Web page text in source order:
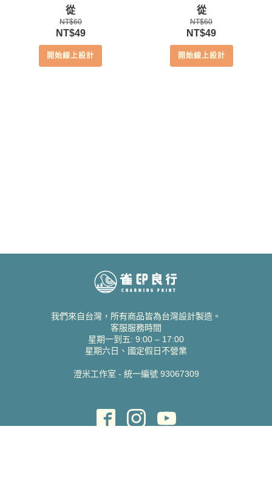
從
NT$60
原
始
價
NT$49目
前
價
開始線上設計
從
NT$60
原
始
價
NT$49目
前
價
開始線上設計
我們來自台灣，所有商品皆為台灣設計製造。
客服服務時間
星期一到五: 9:00 – 17:00
星期六日、國定假日不營業
澄米工作室 - 統一編號 93067309